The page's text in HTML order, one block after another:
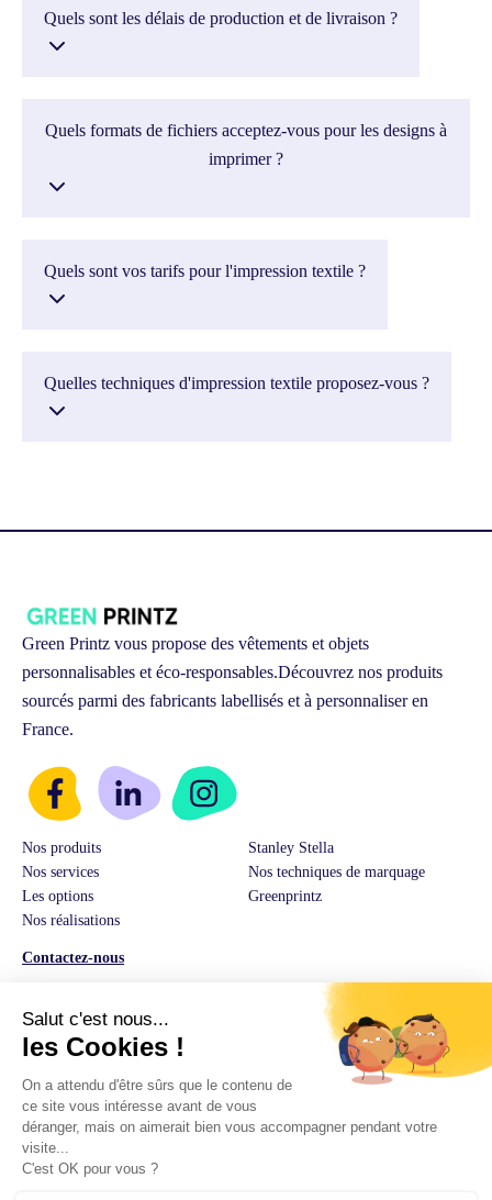
Quels sont les délais de production et de livraison ?
Quels formats de fichiers acceptez-vous pour les designs à
imprimer ?
Quels sont vos tarifs pour l'impression textile ?
Quelles techniques d'impression textile proposez-vous ?
Green Printz vous propose des vêtements et objets
personnalisables et éco-responsables.Découvrez nos produits
sourcés parmi des fabricants labellisés et à personnaliser en
France.
Nos produits
Stanley Stella
Nos services
Nos techniques de marquage
Les options
Greenprintz
Nos réalisations
Contactez-nous
03 74 82 01 08
E-Mail:
hello@greenprintz.co
Adresse:
14 rue Guilleminot 60500 Chantilly